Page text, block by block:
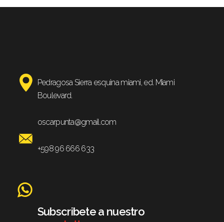
Pedragosa Sierra esquina miami, ed. Miami
Boulevard.
oscarpunta@gmail.com
+598 96 666 633
Subscribete a nuestro